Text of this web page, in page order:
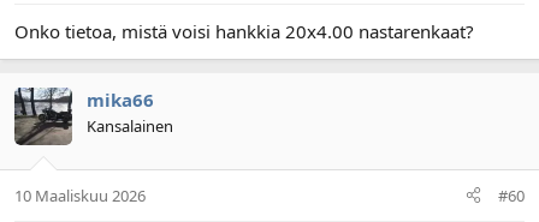
Onko tietoa, mistä voisi hankkia 20x4.00 nastarenkaat?
mika66
Kansalainen
10 Maaliskuu 2026 #60